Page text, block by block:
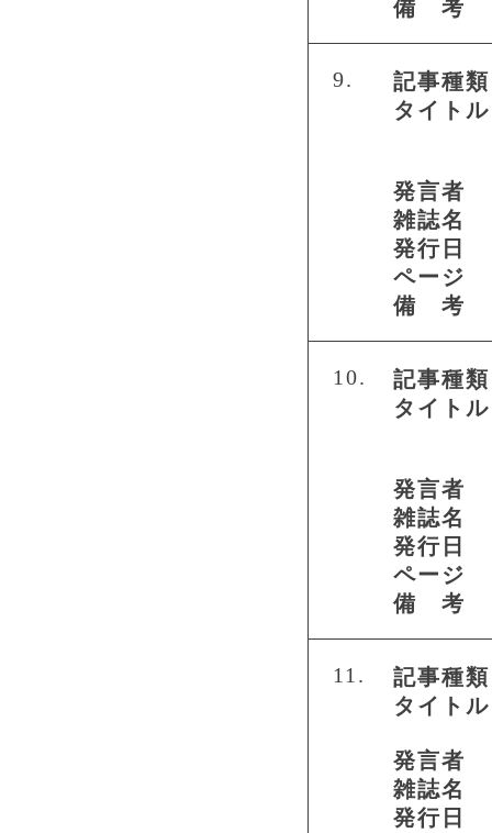
備 考
9.
記事種類
タイトル
発言者
雑誌名
発行日
ページ
備 考
10.
記事種類
タイトル
発言者
雑誌名
発行日
ページ
備 考
11.
記事種類
タイトル
発言者
雑誌名
発行日